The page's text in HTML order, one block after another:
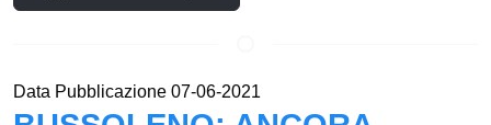
Data Pubblicazione 07-06-2021